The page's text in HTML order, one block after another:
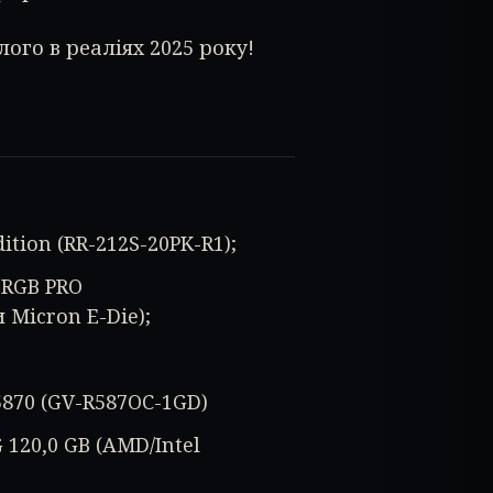
в реаліях 2025 року!
(RR-212S-20PK-R1);
PRO
Micron E-Die);
(GV-R587OC-1GD)
120,0 GB (AMD/Intel